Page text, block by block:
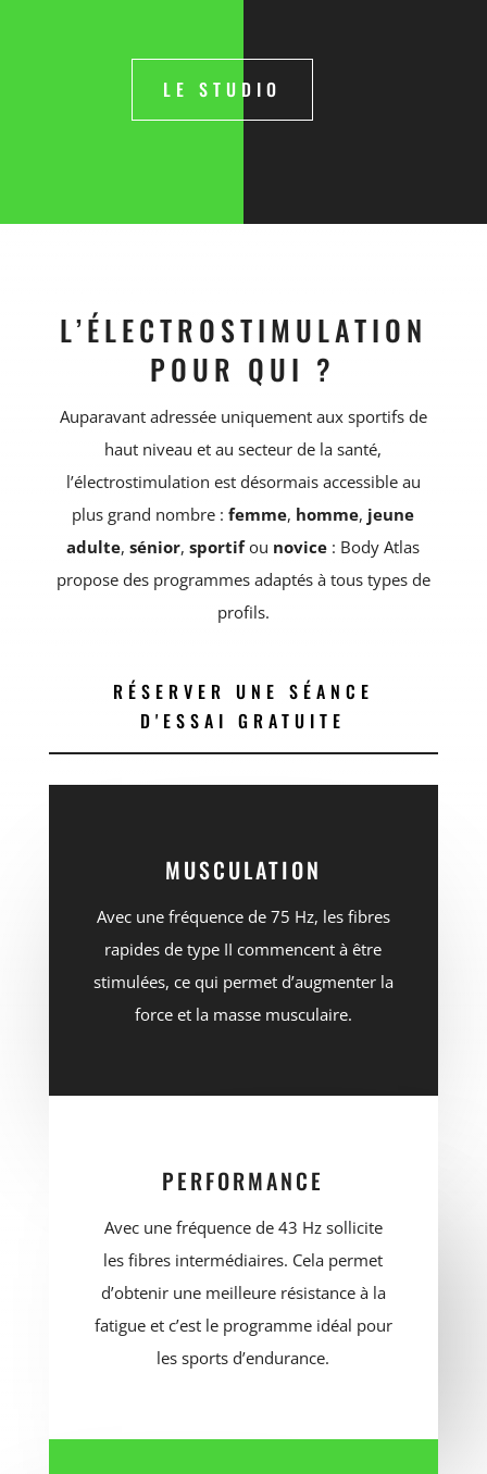
LE STUDIO
L’ÉLECTROSTIMULATION
POUR QUI ?
Auparavant adressée uniquement aux sportifs de
haut niveau et au secteur de la santé,
l’électrostimulation est désormais accessible au
plus grand nombre :femme, homme, jeune
adulte,sénior,sportifou novice : Body Atlas
propose des programmes adaptés à tous types de
profils.
RÉSERVER UNE SÉANCE
D'ESSAI GRATUITE
MUSCULATION
Avec une fréquence de 75 Hz, les fibres
rapides de type II commencent à être
stimulées, ce qui permet d’augmenter la
force et la masse musculaire.
PERFORMANCE
Avec une fréquence de 43 Hz sollicite
les fibres intermédiaires. Cela permet
d’obtenir une meilleure résistance à la
fatigue et c’est le programme idéal pour
les sports d’endurance.